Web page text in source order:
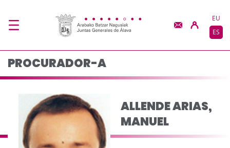
ALLENDE ARIAS,
EU
ES
PROCURADOR-A
ALLENDE ARIAS,
MANUEL